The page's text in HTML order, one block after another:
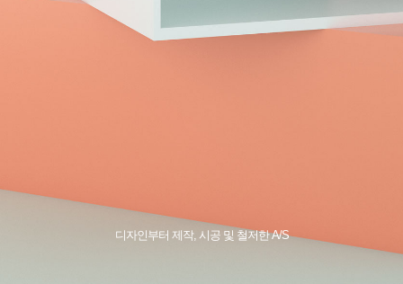
디자인부터 제작, 시공 및 철저한 A/S